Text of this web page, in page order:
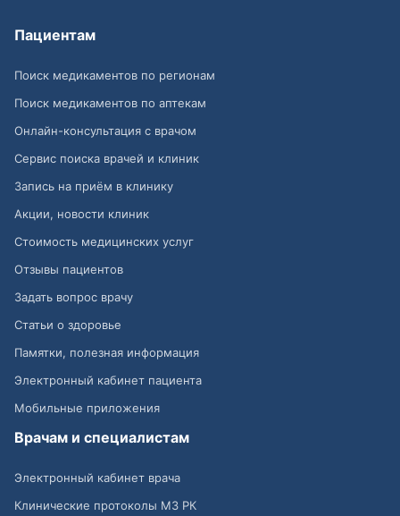
Пациентам
Поиск медикаментов по регионам
Поиск медикаментов по аптекам
Онлайн-консультация с врачом
Сервис поиска врачей и клиник
Запись на приём в клинику
Акции, новости клиник
Стоимость медицинских услуг
Отзывы пациентов
Задать вопрос врачу
Статьи о здоровье
Памятки, полезная информация
Электронный кабинет пациента
Мобильные приложения
Врачам и специалистам
Электронный кабинет врача
Клинические протоколы МЗ РК